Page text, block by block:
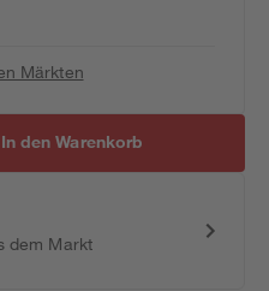
Märkten
In den Warenkorb
dem Markt